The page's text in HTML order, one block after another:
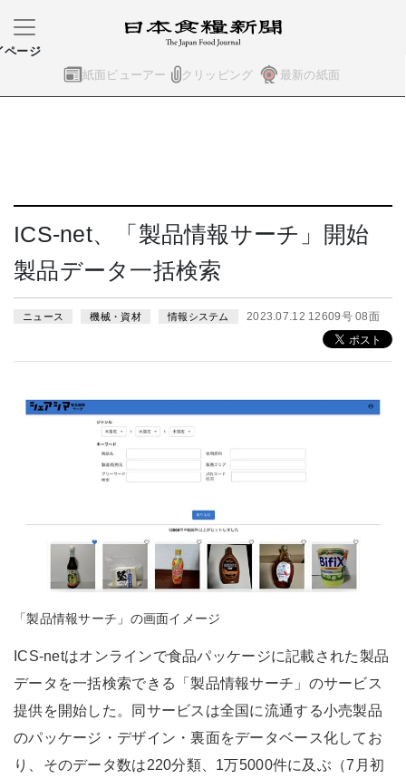
紙面ビューアー クリッピング 最新の紙面
ページ
ICS-net、「製品情報サーチ」開始
製品データ一括検索
ニュース 機械・資材 情報システム 2023.07.12 12609号 08面
「製品情報サーチ」の画面イメージ
ICS-netはオンラインで食品パッケージに記載された製品
データを一括検索できる「製品情報サーチ」のサービス
提供を開始した。同サービスは全国に流通する小売製品
のパッケージ・デザイン・裏面をデータベース化してお
り、そのデータ数は220分類、1万5000件に及ぶ（7月初